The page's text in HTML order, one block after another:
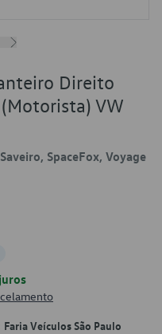
Direito
VW
SpaceFox, Voyage
Faria Veículos São Paulo